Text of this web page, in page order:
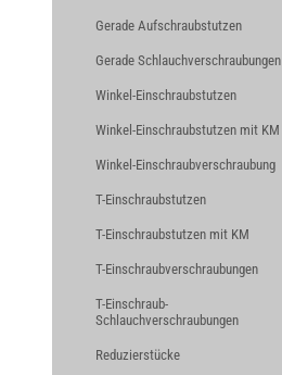
Gerade Aufschraubstutzen
Gerade Schlauchverschraubungen
Winkel-Einschraubstutzen
Winkel-Einschraubstutzen mit KM
Winkel-Einschraubverschraubung
T-Einschraubstutzen
T-Einschraubstutzen mit KM
T-Einschraubverschraubungen
T-Einschraub-
Schlauchverschraubungen
Reduzierstücke